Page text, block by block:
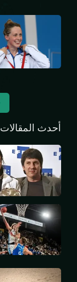
أحدث المقالات